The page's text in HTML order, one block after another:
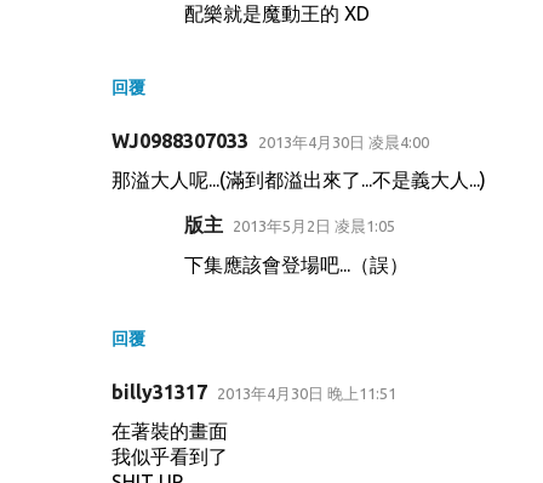
回覆
配樂就是魔動王的 XD
WJ0988307033 2013年4月30日 凌晨4:00
那溢大人呢...(滿到都溢出來了...不是義大人...)
回覆
版主 2013年5月2日 凌晨1:05
下集應該會登場吧...（誤）
billy31317 2013年4月30日 晚上11:51
在著裝的畫面
我似乎看到了